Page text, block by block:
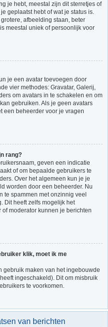
je hebt, meestal zijn dit sterretjes of
geplaatst hebt of wat je status is.
afbeelding staan, beter
meestal uniek of persoonlijk voor
je een avatar toevoegen door
vier methodes: Gravatar, Galerij,
om avatars in te schakelen en om
gebruiken. Als je geen avatars
een beheerder voor je vragen
rang?
geven een indicatie
of om bepaalde gebruikers te
Over het algemeen kun je je
worden door een beheerder. Nu
te spammen met onzinnig veel
Dit heeft zelfs mogelijk het
moderator kunnen je berichten
klik, moet ik me
maken van het ingebouwde
ingeschakeld). Dit om misbruik
te voorkomen.
van berichten